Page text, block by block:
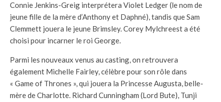
Connie Jenkins-Greig interprétera Violet Ledger (le nom de
jeune fille de la mère d’Anthony et Daphné), tandis que Sam
Clemmett jouera le jeune Brimsley. Corey Mylchreest a été
choisi pour incarner le roi George.
Parmi les nouveaux venus au casting, on retrouvera
également Michelle Fairley, célèbre pour son rôle dans
« Game of Thrones », qui jouera la Princesse Augusta, belle-
mère de Charlotte. Richard Cunningham (Lord Bute), Tunji